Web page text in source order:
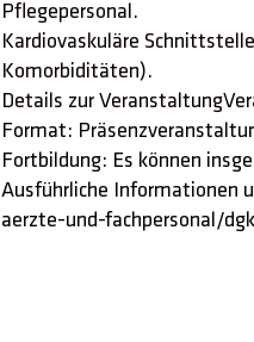
Pflegepersonal.
Kardiovaskuläre
Komorbiditäten).
Details zur
Format:
Fortbildung: Es können
Ausführliche Informationen
aerzte-und-fachpersonal/